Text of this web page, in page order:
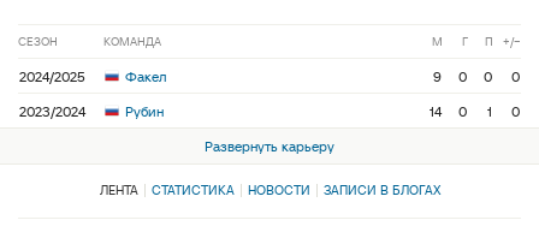
СЕЗОН КОМАНДА М Г П +/−
2024/2025 Факел 9 0 0
0
2023/2024
Рубин 14 0 1
0
Развернуть карьеру
ЛЕНТА СТАТИСТИКА НОВОСТИ ЗАПИСИ В БЛОГАХ